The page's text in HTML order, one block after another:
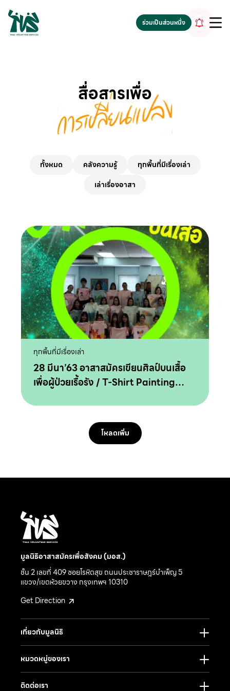
gv-5iuoxpem74qfjw.dv.googlehosted.com
ร่วมเป็นส่วนหนึ่ง
สื่อสารเพื่อ
ทั้งหมด คลังความรู้
ทุกพื้นที่มีเรื่องเล่า
เล่าเรื่องอาสา
ทุกพื้นที่มีเรื่องเล่า
28 มีนา’63 อาสาสมัครเขียนศิลป์บนเสื้อ
เพื่อผู้ป่วยเรื้อรัง / T-Shirt Painting
โหลดเพิ่ม
มูลนิธิอาสาสมัครเพื่อสังคม (มอส.)
ชั้น 2 เลขที่ 409 ซอยโรหิตสุข ถนนประชาราษฎร์บำเพ็ญ 5
แขวง/เขตห้วยขวาง กรุงเทพฯ 10310
Get Direction
เกี่ยวกับมูลนิธิ
หมวดหมู่ของเรา
ติดต่อเรา